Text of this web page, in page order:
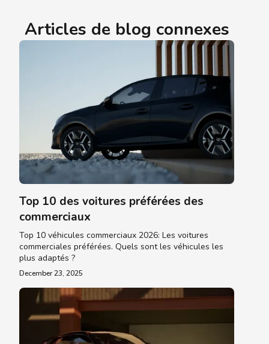
Articles de blog connexes
Top 10 des voitures préférées des
commerciaux
Top 10 véhicules commerciaux 2026: Les voitures
commerciales préférées. Quels sont les véhicules les
plus adaptés ?
December 23, 2025